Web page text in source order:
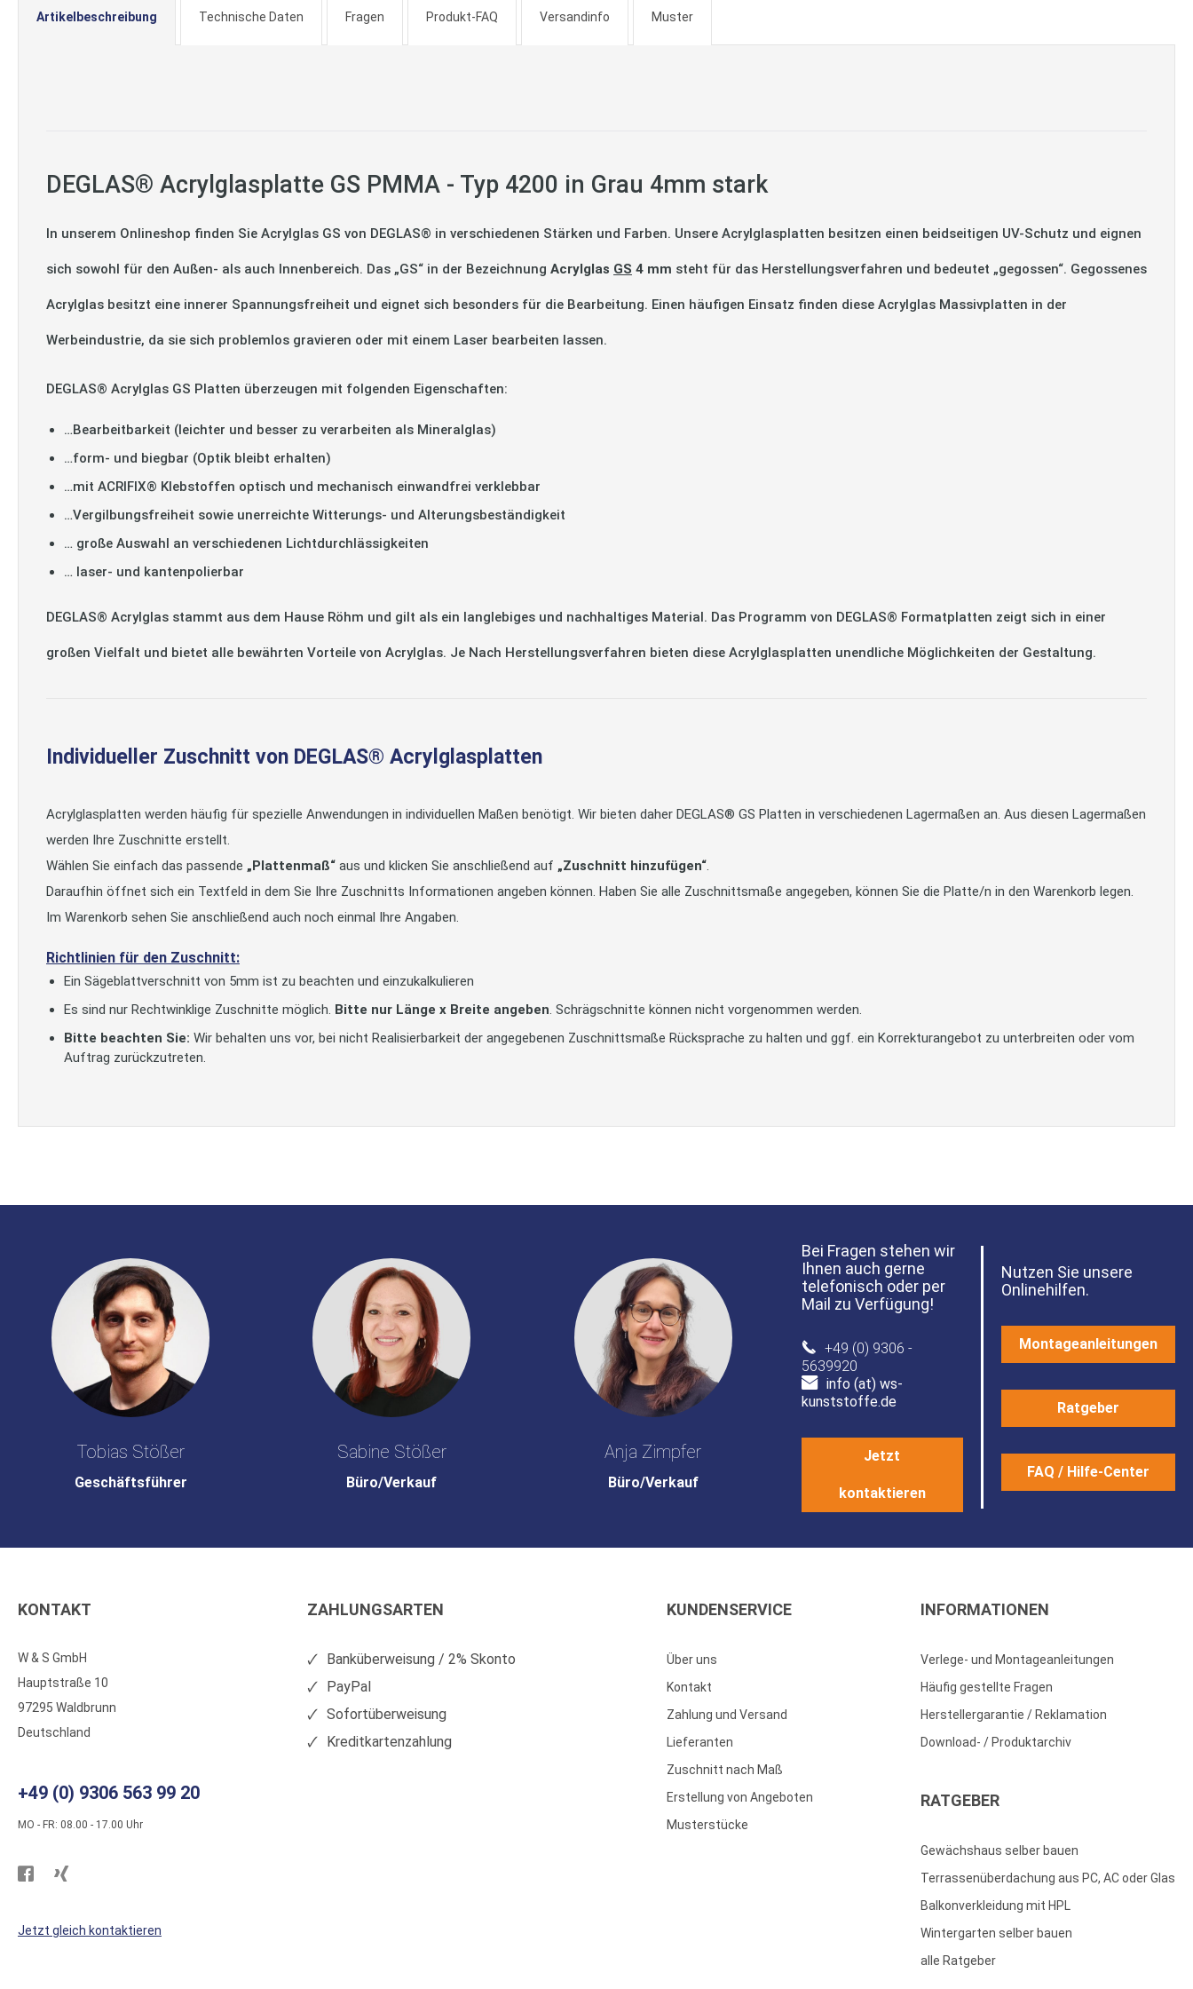
Artikelbeschreibung
DEGLAS® Acrylglasplatte GS PMMA - Typ 4200 in Grau 4mm stark
In unserem Onlineshop finden Sie Acrylglas GS von DEGLAS® in verschiedenen Stärken und Farben. Unsere Acrylglasplatten besitzen einen beidseitigen UV-Schutz und eignen
sich sowohl für den Außen- als auch Innenbereich. Das „GS“ in der Bezeichnung Acrylglas GS 4 mm steht für das Herstellungsverfahren und bedeutet „gegossen“. Gegossenes
Acrylglas besitzt eine innerer Spannungsfreiheit und eignet sich besonders für die Bearbeitung. Einen häufigen Einsatz finden diese Acrylglas Massivplatten in der
Werbeindustrie, da sie sich problemlos gravieren oder mit einem Laser bearbeiten lassen.
DEGLAS® Acrylglas GS Platten überzeugen mit folgenden Eigenschaften:
…Bearbeitbarkeit (leichter und besser zu verarbeiten als Mineralglas)
…form- und biegbar (Optik bleibt erhalten)
…mit ACRIFIX® Klebstoffen optisch und mechanisch einwandfrei verklebbar
…Vergilbungsfreiheit sowie unerreichte Witterungs- und Alterungsbeständigkeit
… große Auswahl an verschiedenen Lichtdurchlässigkeiten
… laser- und kantenpolierbar
DEGLAS® Acrylglas stammt aus dem Hause Röhm und gilt als ein langlebiges und nachhaltiges Material. Das Programm von DEGLAS® Formatplatten zeigt sich in einer
großen Vielfalt und bietet alle bewährten Vorteile von Acrylglas. Je Nach Herstellungsverfahren bieten diese Acrylglasplatten unendliche Möglichkeiten der Gestaltung.
Individueller Zuschnitt von DEGLAS® Acrylglasplatten
Acrylglasplatten werden häufig für spezielle Anwendungen in individuellen Maßen benötigt. Wir bieten daher DEGLAS® GS Platten in verschiedenen Lagermaßen an. Aus diesen Lagermaßen
werden Ihre Zuschnitte erstellt.
Wählen Sie einfach das passende „Plattenmaß“ aus und klicken Sie anschließend auf „Zuschnitt hinzufügen“
Daraufhin öffnet sich ein Textfeld in dem Sie Ihre Zuschnitts Informationen angeben können. Haben Sie alle Zuschnittsmaße angegeben, können Sie die Platte/n in den Warenkorb legen.
Im Warenkorb sehen Sie anschließend auch noch einmal Ihre Angaben.
Richtlinien für den Zuschnitt:
Ein Sägeblattverschnitt von 5mm ist zu beachten und einzukalkulieren
Es sind nur Rechtwinklige Zuschnitte möglich. Bitte nur Länge x Breite angeben . Schrägschnitte können nicht vorgenommen werden.
Bitte beachten Sie: Wir behalten uns vor, bei nicht Realisierbarkeit der angegebenen Zuschnittsmaße Rücksprache zu halten und ggf. ein Korrekturangebot zu unterbreiten oder vom
Auftrag zurückzutreten.
Technische Daten Fragen Produkt-FAQ Versandinfo Muster
Tobias Stößer
Geschäftsführer
Sabine Stößer
Büro/Verkauf
Anja Zimpfer
Büro/Verkauf
Bei Fragen stehen wir
Ihnen auch gerne
telefonisch oder per
Mail zu Verfügung!
+49 (0) 9306 -
5639920
info (at) ws-
kunststoffe.de
Jetzt
kontaktieren
Nutzen Sie unsere
Onlinehilfen.
Montageanleitungen
Ratgeber
FAQ / Hilfe-Center
KONTAKT
W & S GmbH
Hauptstraße 10
97295 Waldbrunn
Deutschland
+49 (0) 9306 563 99 20
MO - FR: 08.00 - 17.00 Uhr
Besuchen
WS
WS
Jetzt gleich kontaktieren
ZAHLUNGSARTEN
Banküberweisung / 2% Skonto
PayPal
Sofortüberweisung
Kreditkartenzahlung
KUNDENSERVICE
Über uns
Kontakt
Zahlung und Versand
Lieferanten
Zuschnitt nach Maß
Erstellung von Angeboten
Musterstücke
INFORMATIONEN
Verlege- und Montageanleitungen
Häufig gestellte Fragen
Herstellergarantie / Reklamation
Download- / Produktarchiv
RATGEBER
Gewächshaus selber bauen
Terrassenüberdachung aus PC, AC oder Glas
Balkonverkleidung mit HPL
Wintergarten selber bauen
alle Ratgeber